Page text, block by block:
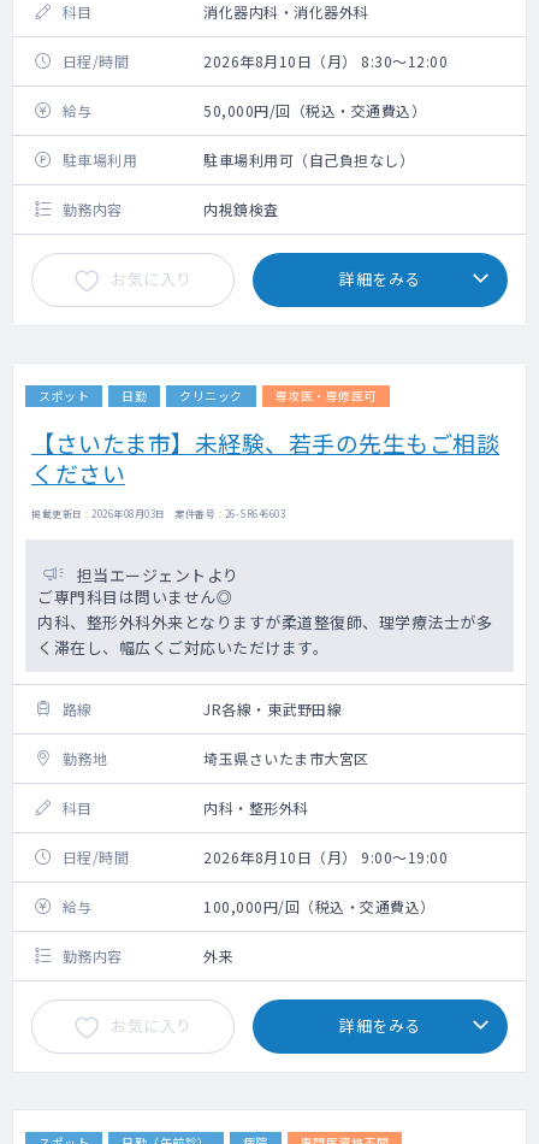
科目 消化器内科・消化器外科
日程/時間 2026年8月10日（月） 8:30～12:00
給与 50,000円/回（税込・交通費込）
駐車場利用 駐車場利用可（自己負担なし）
勤務内容 内視鏡検査
お気に入り 詳細をみる
スポット 日勤 クリニック 専攻医・専修医可
【さいたま市】未経験、若手の先生もご相談
ください
掲載更新日 : 2026年08月03日 案件番号 : 26-SR646603
担当エージェントより
ご専門科目は問いません◎
内科、整形外科外来となりますが柔道整復師、理学療法士が多
く滞在し、幅広くご対応いただけます。
路線 JR各線・東武野田線
勤務地 埼玉県さいたま市大宮区
科目 内科・整形外科
日程/時間 2026年8月10日（月） 9:00～19:00
給与 100,000円/回（税込・交通費込）
勤務内容 外来
お気に入り 詳細をみる